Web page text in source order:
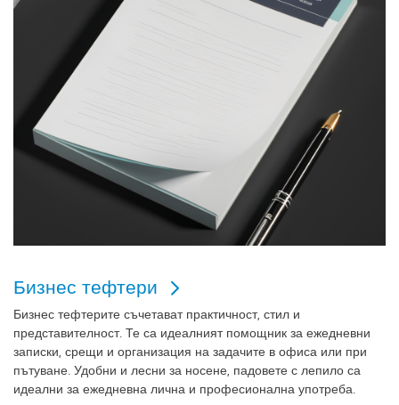
Бизнес тефтери
Бизнес тефтерите съчетават практичност, стил и
представителност. Те са идеалният помощник за ежедневни
записки, срещи и организация на задачите в офиса или при
пътуване. Удобни и лесни за носене, падовете с лепило са
идеални за ежедневна лична и професионална употреба.